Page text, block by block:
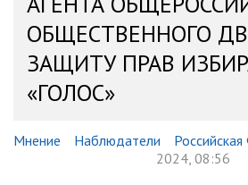
ОБЩЕСТВЕННОГО
ЗАЩИТУ ПРАВ
«ГОЛОС»
Мнение Наблюдатели
2024, 08:56